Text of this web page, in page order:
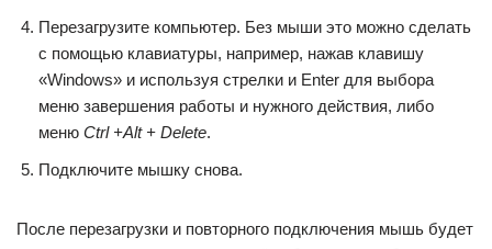
Перезагрузите компьютер. Без мыши это можно сделать
с помощью клавиатуры, например, нажав клавишу
«Windows» и используя стрелки и Enter для выбора
меню завершения работы и нужного действия, либо
меню Ctrl +Alt + Delete.
Подключите мышку снова.
После перезагрузки и повторного подключения мышь будет